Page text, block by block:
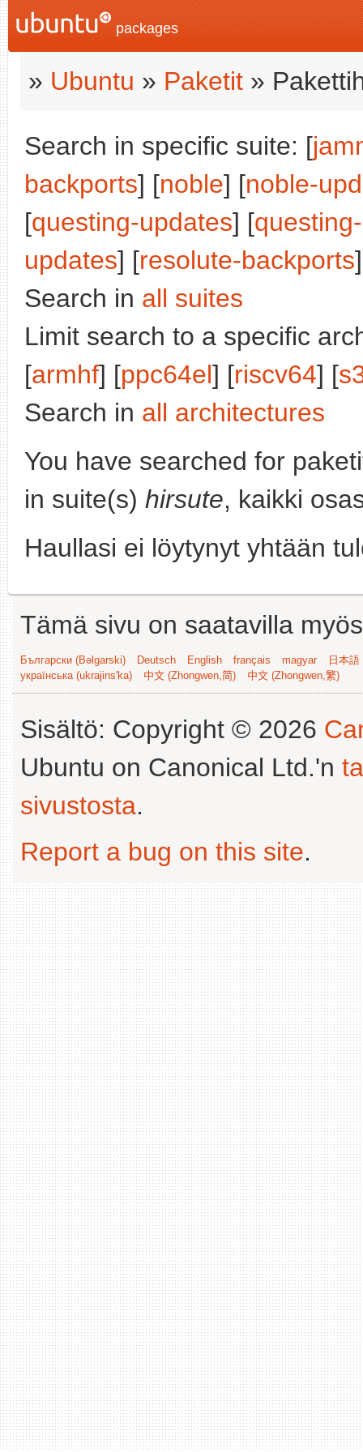
packages
» Ubuntu » Paketit »
Search in specific suite: [
backports] [noble] [noble-
[questing-updates] [
updates] [resolute-backports
Search in all suites
Limit search to a specific
[armhf] [ppc64el] [riscv64] [
Search in all architectures
You have searched for
in suite(s) hirsute, kaikki
Haullasi ei löytynyt yhtään
Tämä sivu on saatavilla
Български (Bəlgarski) Deutsch English français magyar
日本
українська (ukrajins'ka)
中文 (Zhongwen,简) 中文 (Zhongwen,繁)
Sisältö: Copyright © 2026
Ubuntu on Canonical Ltd.'n
sivustosta.
Report a bug on this site.